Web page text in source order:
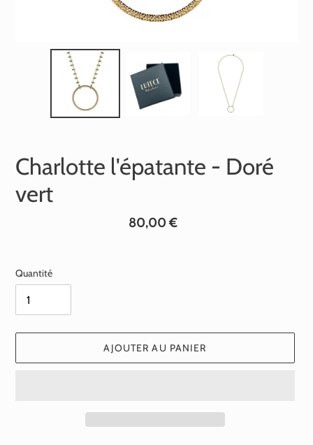
Charlotte l'épatante - Doré
vert
Prix
80,00 €
Quantité
AJOUTER AU PANIER